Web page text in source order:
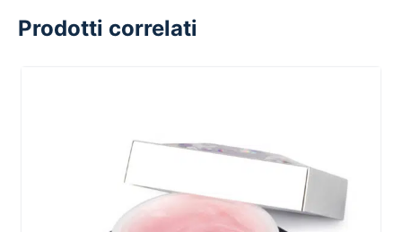
Prodotti correlati